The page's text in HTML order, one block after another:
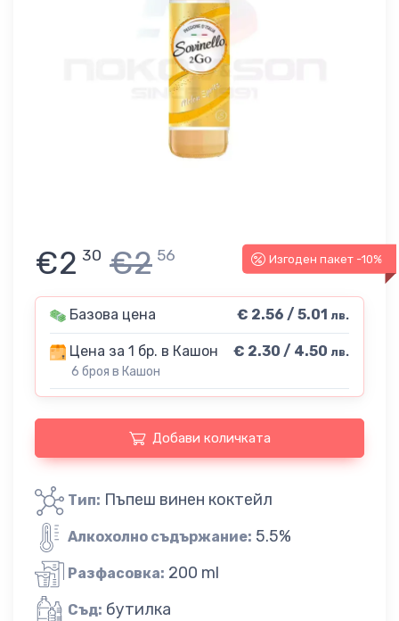
Изгоден пакет -10%
€2 30 €2 56
Базова цена € 2.56 / 5.01 лв.
Цена за 1 бр. в Кашон
6 броя в Кашон
€ 2.30 / 4.50 лв.
Добави количката
Тип: Пъпеш винен коктейл
Алкохолно съдържание: 5.5%
Разфасовка: 200 ml
Съд: бутилка